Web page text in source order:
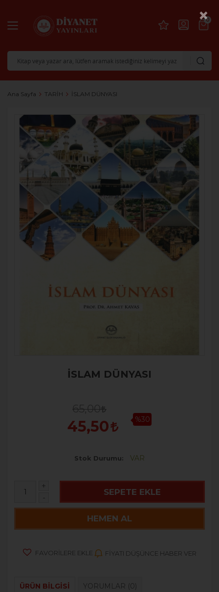
0
Ana Sayfa TARİH İSLAM DÜNYASI
İSLAM DÜNYASI
65,00
45,50 %30
Stok Durumu VAR
+
-
SEPETE EKLE
HEMEN AL
FAVORILERE EKLE FIYATI DÜŞÜNCE HABER VER
ÜRÜN BILGISI YORUMLAR (0)
×